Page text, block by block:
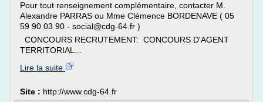
Pour tout renseignement complémentaire, contacter M.
Alexandre PARRAS ou Mme Clémence BORDENAVE ( 05
59 90 03 90 - social@cdg-64.fr )
CONCOURS RECRUTEMENT: CONCOURS D'AGENT
TERRITORIAL...
Lire la suite
Site : http://www.cdg-64.fr